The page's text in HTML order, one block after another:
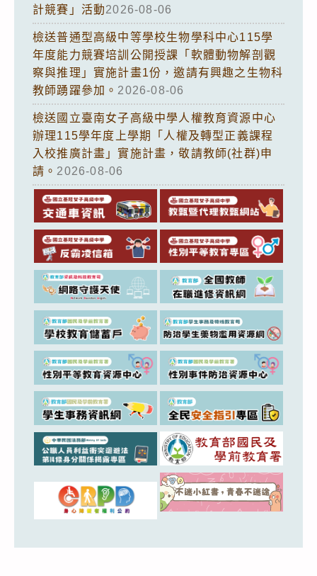
計競賽」活動2026-08-06
檢送普通型高級中等學校生物學科中心115學
年度能力競賽培訓公開授課「軟體動物解剖觀
察與推理」實施計畫1份，邀請有興趣之生物科
教師踴躍參加。 2026-08-06
檢送國立臺南女子高級中學人權教育資源中心
辦理115學年度上學期「人權及轉型正義課程
入校推廣計畫」實施計畫，敬請教師(社群)申
請。 2026-08-06